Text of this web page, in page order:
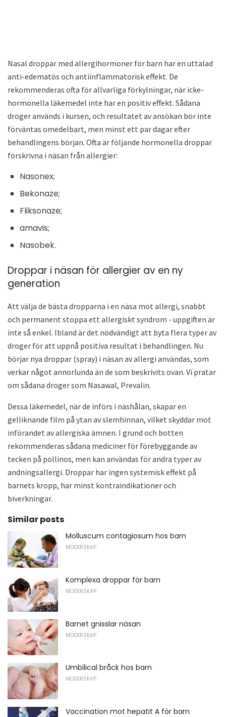
Nasal droppar med allergihormoner för barn har en uttalad
anti-edematös och antiinflammatorisk effekt. De
rekommenderas ofta för allvarliga förkylningar, när icke-
hormonella läkemedel inte har en positiv effekt. Sådana
droger används i kursen, och resultatet av ansökan bör inte
förväntas omedelbart, men minst ett par dagar efter
behandlingens början. Ofta är följande hormonella droppar
förskrivna i näsan från allergier:
Nasonex;
Bekonaze;
Fliksonaze;
amavis;
Nasobek.
Droppar i näsan för allergier av en ny
generation
Att välja de bästa dropparna i en näsa mot allergi, snabbt
och permanent stoppa ett allergiskt syndrom - uppgiften är
inte så enkel. Ibland är det nödvändigt att byta flera typer av
droger för att uppnå positiva resultat i behandlingen. Nu
börjar nya droppar (spray) i näsan av allergi användas, som
verkar något annorlunda än de som beskrivits ovan. Vi pratar
om sådana droger som Nasawal, Prevalin.
Dessa läkemedel, när de införs i näshålan, skapar en
gelliknande film på ytan av slemhinnan, vilket skyddar mot
införandet av allergiska ämnen. I grund och botten
rekommenderas sådana mediciner för förebyggande av
tecken på pollinos, men kan användas för andra typer av
andningsallergi. Droppar har ingen systemisk effekt på
barnets kropp, har minst kontraindikationer och
biverkningar.
Similar posts
Molluscum contagiosum hos barn
MODERSKAP
Komplexa droppar för barn
MODERSKAP
Barnet gnisslar näsan
MODERSKAP
Umbilical bråck hos barn
MODERSKAP
Vaccination mot hepatit A för barn